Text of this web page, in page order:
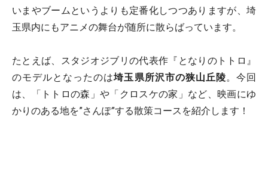
いまやブームというよりも定番化しつつありますが、埼
玉県内にもアニメの舞台が随所に散らばっています。
たとえば、スタジオジブリの代表作『となりのトトロ』
のモデルとなったのは埼玉県所沢市の狭山丘陵。今回
は、「トトロの森」や「クロスケの家」など、映画にゆ
かりのある地を”さんぽ”する散策コースを紹介します！